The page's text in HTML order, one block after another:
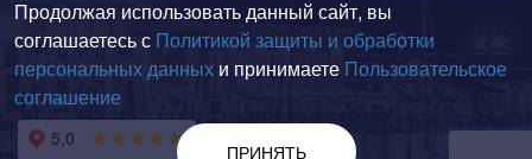
© 2008—2026 Weekend-Sochi
г. Сочи, Адлерский район, ул. Мира, 161
На карте
Продолжая использовать данный сайт, вы
соглашаетесь с Политикой защиты и обработки
персональных данных и принимаете Пользовательское
соглашение
ПРИНЯТЬ